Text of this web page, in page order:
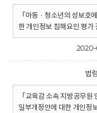
「아동 · 청소년의 성보호
한 개인정보 침해요인 평가
법
「교육감 소속 지방공무원
일부개정안에 대한 개인정